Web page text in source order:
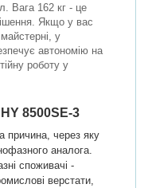
Вага 162 кг - це
Якщо у вас
у
автономію на
роботу у
8500SE-3
причина, через яку
аналога.
споживачі -
верстати,